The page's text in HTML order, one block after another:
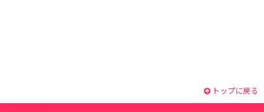
トップに戻る